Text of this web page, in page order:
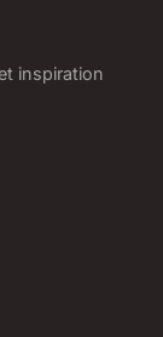
inspiration